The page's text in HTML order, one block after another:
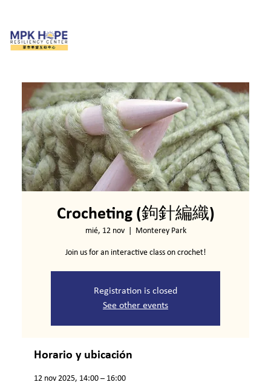
Crocheting (鉤針編織)
mié, 12 nov
  |
Monterey Park
Join us for an interactive class on crochet!
Registration is closed
See other events
Horario y ubicación
12 nov 2025, 14:00 – 16:00